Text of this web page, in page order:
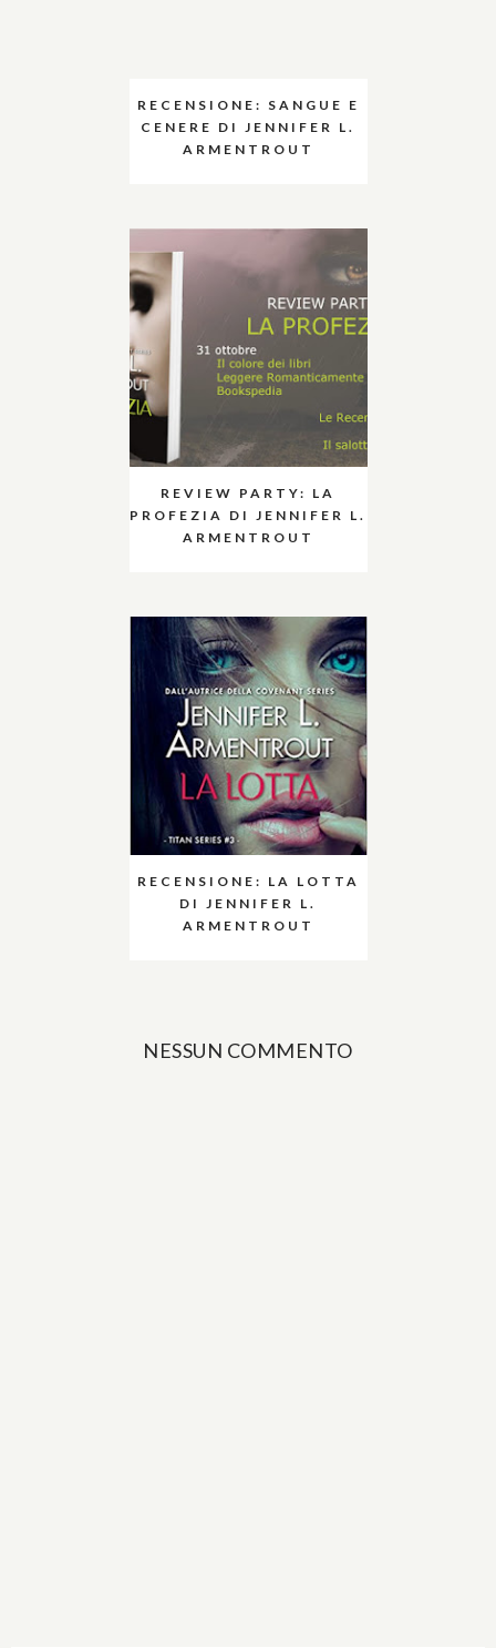
RECENSIONE: SANGUE E
CENERE DI JENNIFER L.
ARMENTROUT
REVIEW PARTY: LA
PROFEZIA DI JENNIFER L.
ARMENTROUT
RECENSIONE: LA LOTTA
DI JENNIFER L.
ARMENTROUT
NESSUN COMMENTO